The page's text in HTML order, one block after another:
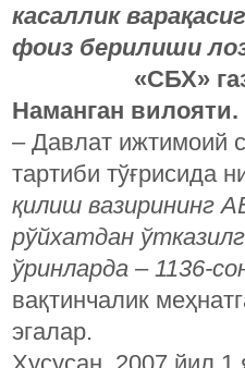
касаллик
фоиз берилиши
«СБХ»
Наманган вилояти.
– Давлат ижтимоий
тартиби тўғрисида
қилиш вазирининг
рўйхатдан ў
ўринларда – 1136-
вақтинчалик
эгалар.